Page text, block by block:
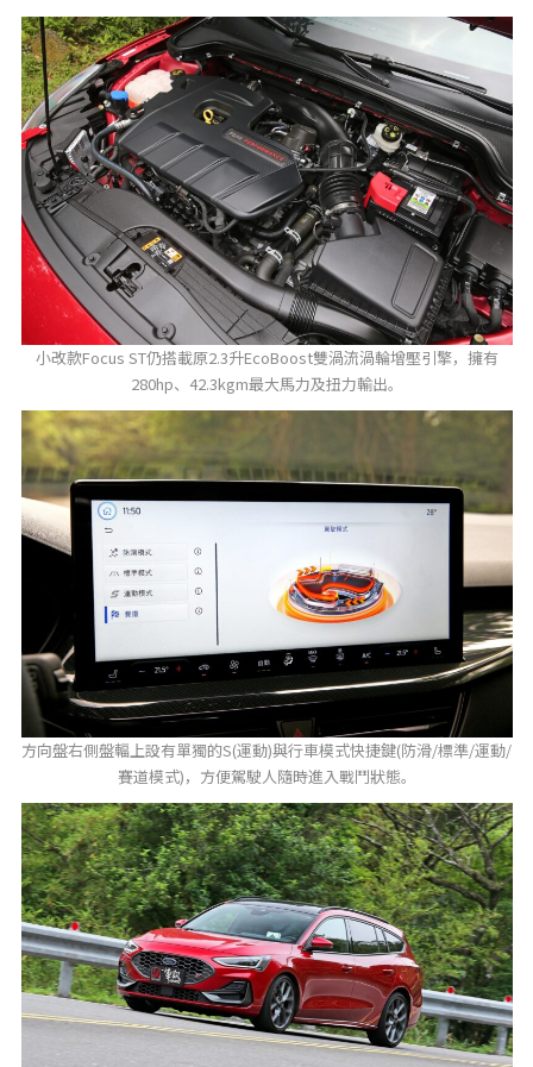
小改款Focus ST仍搭載原2.3升EcoBoost雙渦流渦輪增壓引擎，擁有
280hp、42.3kgm最大馬力及扭力輸出。
方向盤右側盤輻上設有單獨的S(運動)與行車模式快捷鍵(防滑/標準/運動/
賽道模式)，方便駕駛人隨時進入戰鬥狀態。